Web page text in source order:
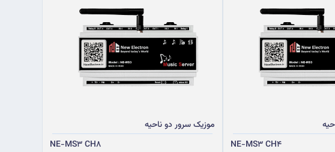
NE-MS3 CH4
موزیک سرور دو ناحیه
NE-MS3 CH8